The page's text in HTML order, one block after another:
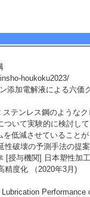
houkoku2023/
添加電解液による六価
テンレス鋼のような
いて実験的に検討し
を低減させていることが
破壊の予測手法の提
[授与機関] 日本塑性加
精度化 （2020年3月)